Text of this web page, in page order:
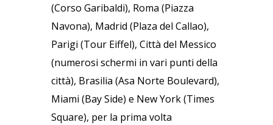
(Corso Garibaldi), Roma (Piazza
Navona), Madrid (Plaza del Callao),
Parigi (Tour Eiffel), Città del Messico
(numerosi schermi in vari punti della
città), Brasilia (Asa Norte Boulevard),
Miami (Bay Side) e New York (Times
Square), per la prima volta